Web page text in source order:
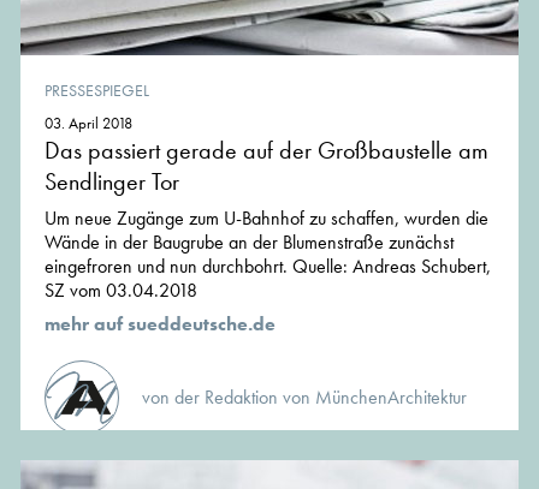
PRESSESPIEGEL
03. April 2018
Das passiert gerade auf der Großbaustelle am
Sendlinger Tor
Um neue Zugänge zum U-Bahnhof zu schaffen, wurden die
Wände in der Baugrube an der Blumenstraße zunächst
eingefroren und nun durchbohrt. Quelle: Andreas Schubert,
SZ vom 03.04.2018
mehr auf sueddeutsche.de
von der Redaktion von MünchenArchitektur